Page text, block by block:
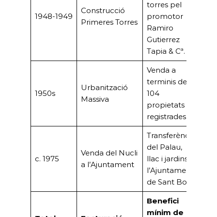
1948-1949
Construcció
Primeres Torres
torres pel
promotor
Ramiro
Gutierrez
Tapia & Cª.
1950s
Urbanització
Massiva
Venda a
terminis de
104
propietats
registrades.
c. 1975
Venda del Nucli
a l’Ajuntament
Transferència
del Palau,
llac i jardins a
l’Ajuntament
de Sant Boi.
Benefici
mínim de